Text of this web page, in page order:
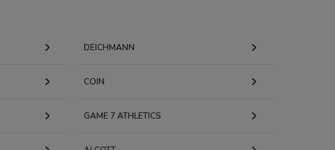
DEICHMANN
COIN
GAME 7 ATHLETICS